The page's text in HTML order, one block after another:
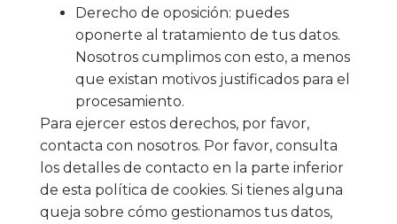
Derecho de oposición: puedes
oponerte al tratamiento de tus datos.
Nosotros cumplimos con esto, a menos
que existan motivos justificados para el
procesamiento.
Para ejercer estos derechos, por favor,
contacta con nosotros. Por favor, consulta
los detalles de contacto en la parte inferior
de esta política de cookies. Si tienes alguna
queja sobre cómo gestionamos tus datos,